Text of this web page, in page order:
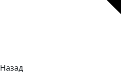
Назад